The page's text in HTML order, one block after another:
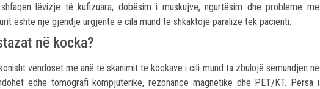
lëvizje të kufizuara, dobësim i muskujve, ngurtësim dhe probleme me
është një gjendje urgjente e cila mund të shkaktojë paralizë tek pacienti.
në kocka?
vendoset me anë të skanimit të kockave i cili mund ta zbulojë sëmundjen në
edhe tomografi kompjuterike, rezonancë magnetike dhe PET/KT. Përsa i